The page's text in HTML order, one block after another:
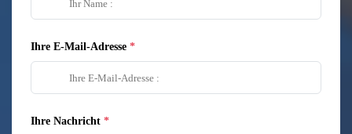
Ihre E-Mail-Adresse
Ihre Nachricht